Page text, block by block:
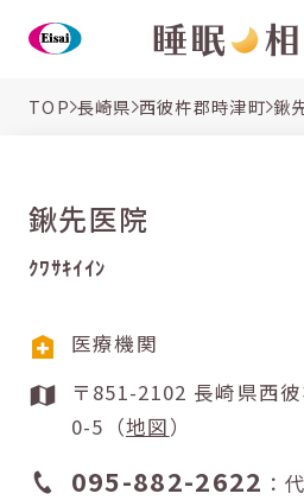
TOP 長崎県 西彼杵郡時津町 鍬
鍬先医院
ｸﾜｻｷｲｲﾝ
医療機関
〒851-2102 長崎県西彼杵郡時津町浜田郷52
0-5（地図）
095-882-2622 ：